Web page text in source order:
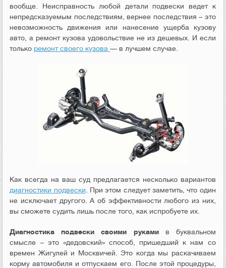
вообще. Неисправность любой детали подвески ведет к
непредсказуемым последствиям, вернее последствия – это
невозможность движения или нанесение ущерба кузову
авто, а ремонт кузова удовольствие не из дешевых. И если
только ремонт своего кузова— в лучшем случае.
Как всегда на ваш суд предлагается несколько вариантов
диагностики подвески . При этом следует заметить, что один
не исключает другого. А об эффективности любого из них,
вы сможете судить лишь после того, как испробуете их.
Диагностика подвески своими рукамив буквальном
смысле – это «дедовский» способ, пришедший к нам со
времен Жигулей и Москвичей. Это когда мы раскачиваем
корму автомобиля и отпускаем его. После этой процедуры,